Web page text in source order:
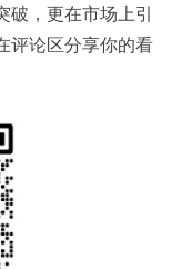
破，更在市场上引
评论区分享你的看